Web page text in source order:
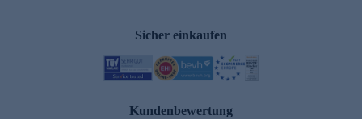
Sicher einkaufen
Kundenbewertung